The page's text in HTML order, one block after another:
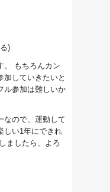
)
。 もちろんカン
加していきたいと
ル参加は難しいか
なので、運動して
しい1年にできれ
ましたら、よろ